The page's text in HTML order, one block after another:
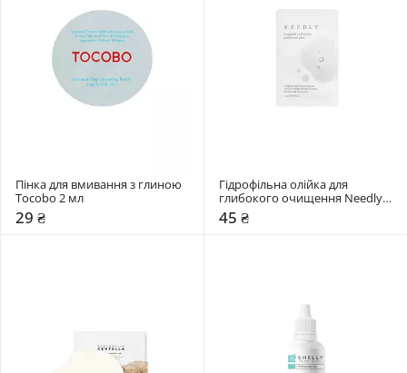
Пінка для вмивання з глиною
Tocobo 2 мл
29 ₴
Гідрофільна олійка для
глибокого очищення Needly 3
мл
45 ₴